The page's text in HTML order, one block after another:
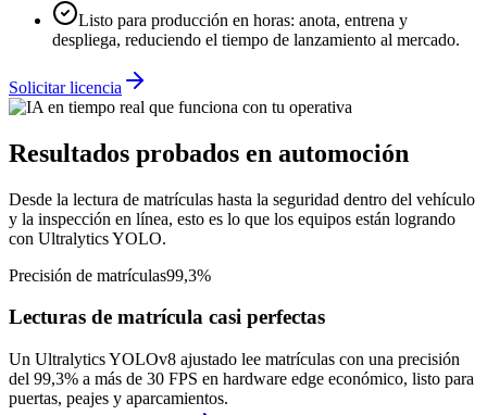
Listo para producción en horas: anota, entrena y
despliega, reduciendo el tiempo de lanzamiento al mercado.
Solicitar licencia
Resultados probados en automoción
Desde la lectura de matrículas hasta la seguridad dentro del vehículo
y la inspección en línea, esto es lo que los equipos están logrando
con Ultralytics YOLO.
Precisión de matrículas99,3%
Lecturas de matrícula casi perfectas
Un Ultralytics YOLOv8 ajustado lee matrículas con una precisión
del 99,3% a más de 30 FPS en hardware edge económico, listo para
puertas, peajes y aparcamientos.